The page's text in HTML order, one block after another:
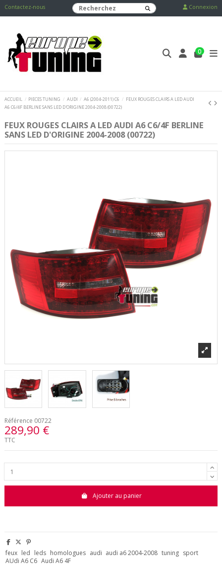
Contactez-nous Connexion
0
ACCUEIL PIECES TUNING AUDI A6 (2004-2011) C6
FEUX ROUGES CLAIRS A LED AUDI
A6 C6/4F BERLINE SANS LED D'ORIGINE 2004-2008 (00722)
FEUX ROUGES CLAIRS A LED AUDI A6 C6/4F BERLINE
SANS LED D'ORIGINE 2004-2008 (00722)
Référence 00722
289,90 €
TTC
Ajouter au panier
feux led leds homologues audi audi a6 2004-2008 tuning sport
AUdi A6 C6 Audi A6 4F